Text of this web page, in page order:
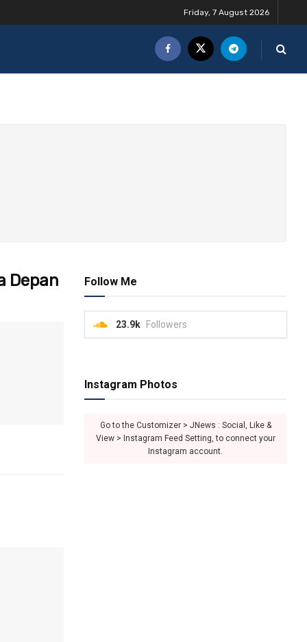
Friday, 7 August 2026
Depan
Follow Me
23.9k Followers
Instagram Photos
Go to the Customizer > JNews : Social, Like &
View > Instagram Feed Setting, to connect your
Instagram account.